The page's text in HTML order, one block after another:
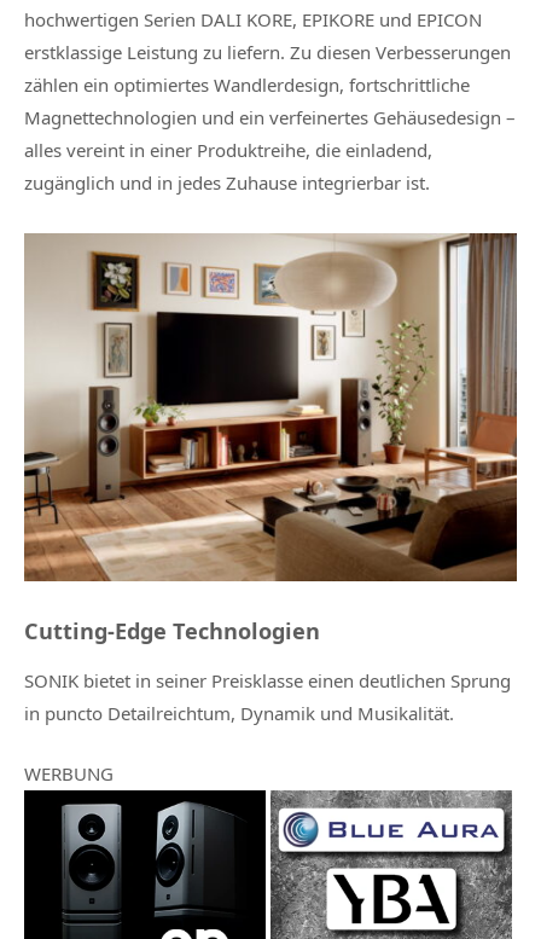
hochwertigen Serien DALI KORE, EPIKORE und EPICON
erstklassige Leistung zu liefern. Zu diesen Verbesserungen
zählen ein optimiertes Wandlerdesign, fortschrittliche
Magnettechnologien und ein verfeinertes Gehäusedesign –
alles vereint in einer Produktreihe, die einladend,
zugänglich und in jedes Zuhause integrierbar ist.
Cutting-Edge Technologien
SONIK bietet in seiner Preisklasse einen deutlichen Sprung
in puncto Detailreichtum, Dynamik und Musikalität.
WERBUNG